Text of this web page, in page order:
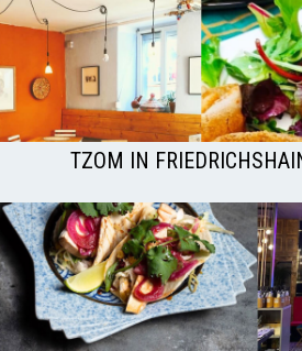
TZOM IN